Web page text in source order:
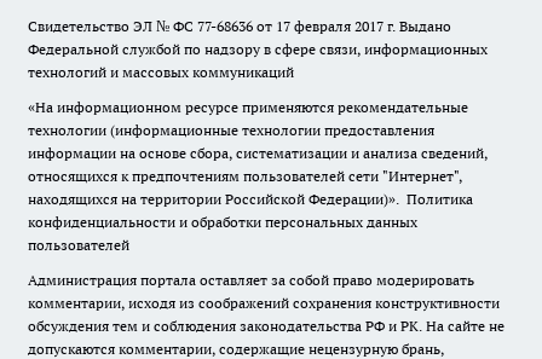
Свидетельство ЭЛ № ФС 77-68636 от 17 февраля 2017 г. Выдано
Федеральной службой по надзору в сфере связи, информационных
технологий и массовых коммуникаций
«На информационном ресурсе применяются рекомендательные
технологии (информационные технологии предоставления
информации на основе сбора, систематизации и анализа сведений,
относящихся к предпочтениям пользователей сети "Интернет",
находящихся на территории Российской Федерации)». Политика
конфиденциальности и обработки персональных данных
пользователей
Администрация портала оставляет за собой право модерировать
комментарии, исходя из соображений сохранения конструктивности
обсуждения тем и соблюдения законодательства РФ и РК. На сайте не
допускаются комментарии, содержащие нецензурную брань,